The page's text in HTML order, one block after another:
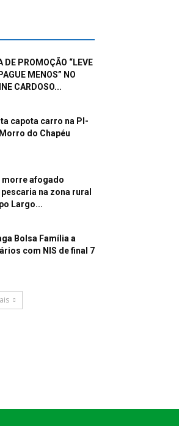
DE PROMOÇÃO “LEVE
MENOS” NO
CARDOSO...
capota carro na PI-
do Chapéu
morre afogado
na zona rural
Largo...
Bolsa Família a
com NIS de final 7